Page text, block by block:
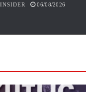
06/08/2026